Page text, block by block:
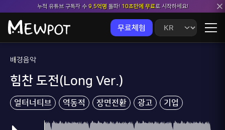
누적 유튜브 구독자 수9.5억명돌파! 10초만에 무료로 시작하세요!
무료체험
배경음악
힘찬 도전(Long Ver.)
얼터너티브 역동적 장면전환 광고 기업